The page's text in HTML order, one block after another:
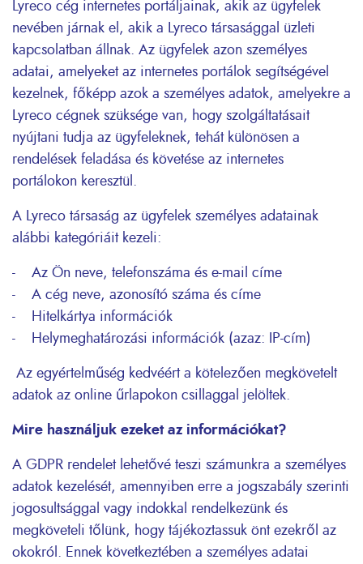
Lyreco cég internetes portáljainak, akik az ügyfelek
nevében járnak el, akik a Lyreco társasággal üzleti
kapcsolatban állnak. Az ügyfelek azon személyes
adatai, amelyeket az internetes portálok segítségével
kezelnek, főképp azok a személyes adatok, amelyekre a
Lyreco cégnek szüksége van, hogy szolgáltatásait
nyújtani tudja az ügyfeleknek, tehát különösen a
rendelések feladása és követése az internetes
portálokon keresztül.
A Lyreco társaság az ügyfelek személyes adatainak
alábbi kategóriáit kezeli:
- Az Ön neve, telefonszáma és e-mail címe
- A cég neve, azonosító száma és címe
- Hitelkártya információk
- Helymeghatározási információk (azaz: IP-cím)
Az egyértelműség kedvéért a kötelezően megkövetelt
adatok az online űrlapokon csillaggal jelöltek.
Mire használjuk ezeket az információkat?
A GDPR rendelet lehetővé teszi számunkra a személyes
adatok kezelését, amennyiben erre a jogszabály szerinti
jogosultsággal vagy indokkal rendelkezünk és
megköveteli tőlünk, hogy tájékoztassuk önt ezekről az
okokról. Ennek következtében a személyes adatai